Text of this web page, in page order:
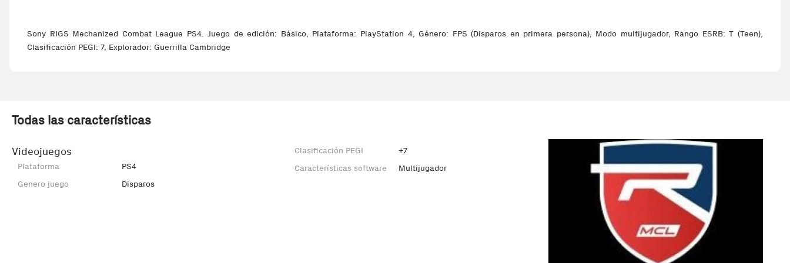
Sony RIGS Mechanized Combat League PS4. Juego de edición: Básico, Plataforma: PlayStation 4, Género: FPS (Disparos en primera persona), Modo multijugador, Rango ESRB: T (Teen),
Clasificación PEGI: 7, Explorador: Guerrilla Cambridge
Todas las características
Videojuegos
Plataforma
PS4
Genero juego
Disparos
Clasificación PEGI
+7
Características software
Multijugador